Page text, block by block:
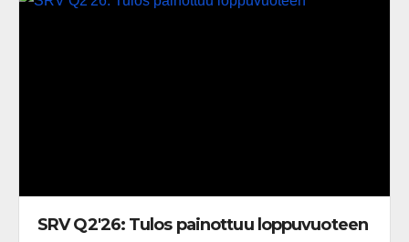
SRV Q2'26: Tulos painottuu loppuvuoteen